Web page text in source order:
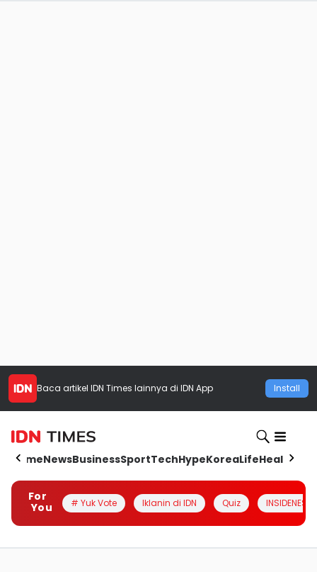
Baca artikel IDN Times lainnya di IDN App Install
HomeNewsBusinessSportTechHypeKoreaLifeHealth
For
You
# Yuk Vote Iklanin di IDN Quiz INSIDENESIA